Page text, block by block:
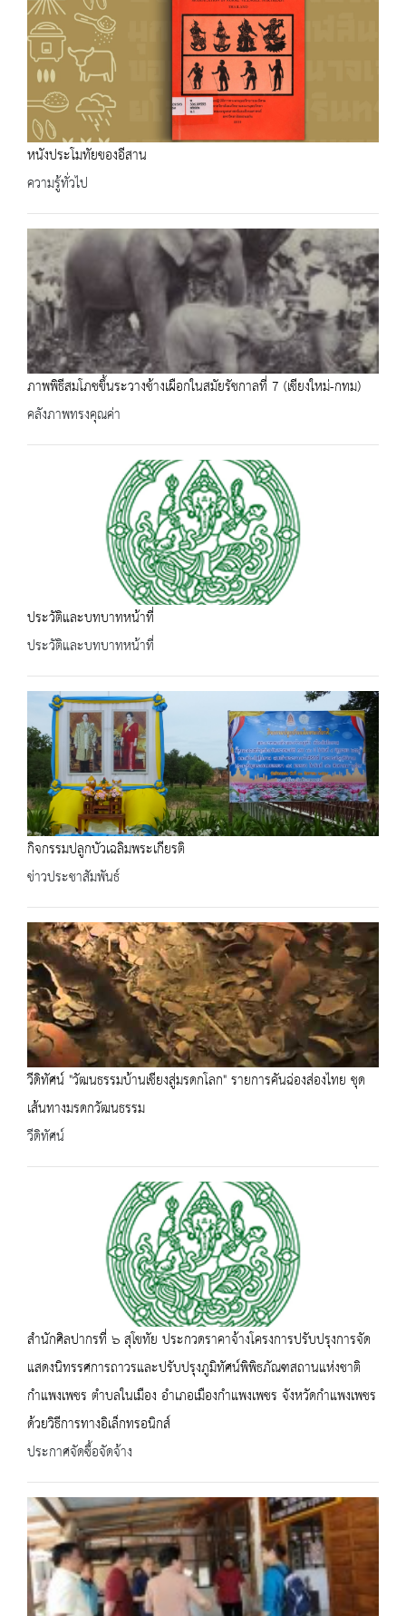
หนังประโมทัยของอีสาน
ความรู้ทั่วไป
ภาพพิธีสมโภชขึ้นระวางช้างเผือกในสมัยรัชกาลที่ 7 (เชียงใหม่-กทม)
คลังภาพทรงคุณค่า
ประวัติและบทบาทหน้าที่
ประวัติและบทบาทหน้าที่
กิจกรรมปลูกบัวเฉลิมพระเกียรติ
ข่าวประชาสัมพันธ์
วีดิทัศน์ "วัฒนธรรมบ้านเชียงสู่มรดกโลก" รายการคันฉ่องส่องไทย ชุด
เส้นทางมรดกวัฒนธรรม
วีดิทัศน์
สำนักศิลปากรที่ ๖ สุโขทัย ประกวดราคาจ้างโครงการปรับปรุงการจัด
แสดงนิทรรศการถาวรและปรับปรุงภูมิทัศน์พิพิธภัณฑสถานแห่งชาติ
กำแพงเพชร ตำบลในเมือง อำเภอเมืองกำแพงเพชร จังหวัดกำแพงเพชร
ด้วยวิธีการทางอิเล็กทรอนิกส์
ประกาศจัดซื้อจัดจ้าง